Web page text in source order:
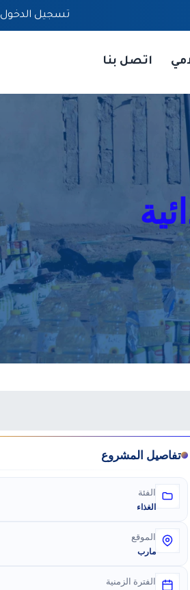
تسجيل الدخول
اتصل بنا
تفاصيل المشروع
الفئة
الغذاء
الموقع
مارب
الفترة الزمنية